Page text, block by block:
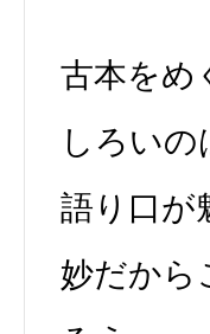
古本をめ
しろい
語り口が
妙だから